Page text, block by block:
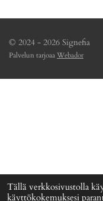
Tällä verkkosivustolla
käyttökokemuksesi
© 2024 - 2026 Signefia
Palvelun tarjoaaWebador